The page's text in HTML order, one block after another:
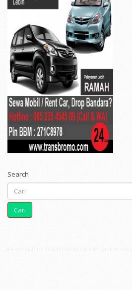
Search
Cari